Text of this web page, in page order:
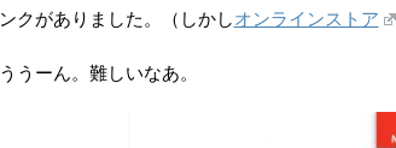
ンクがありました。（しかしオンラインストア
ううーん。難しいなあ。